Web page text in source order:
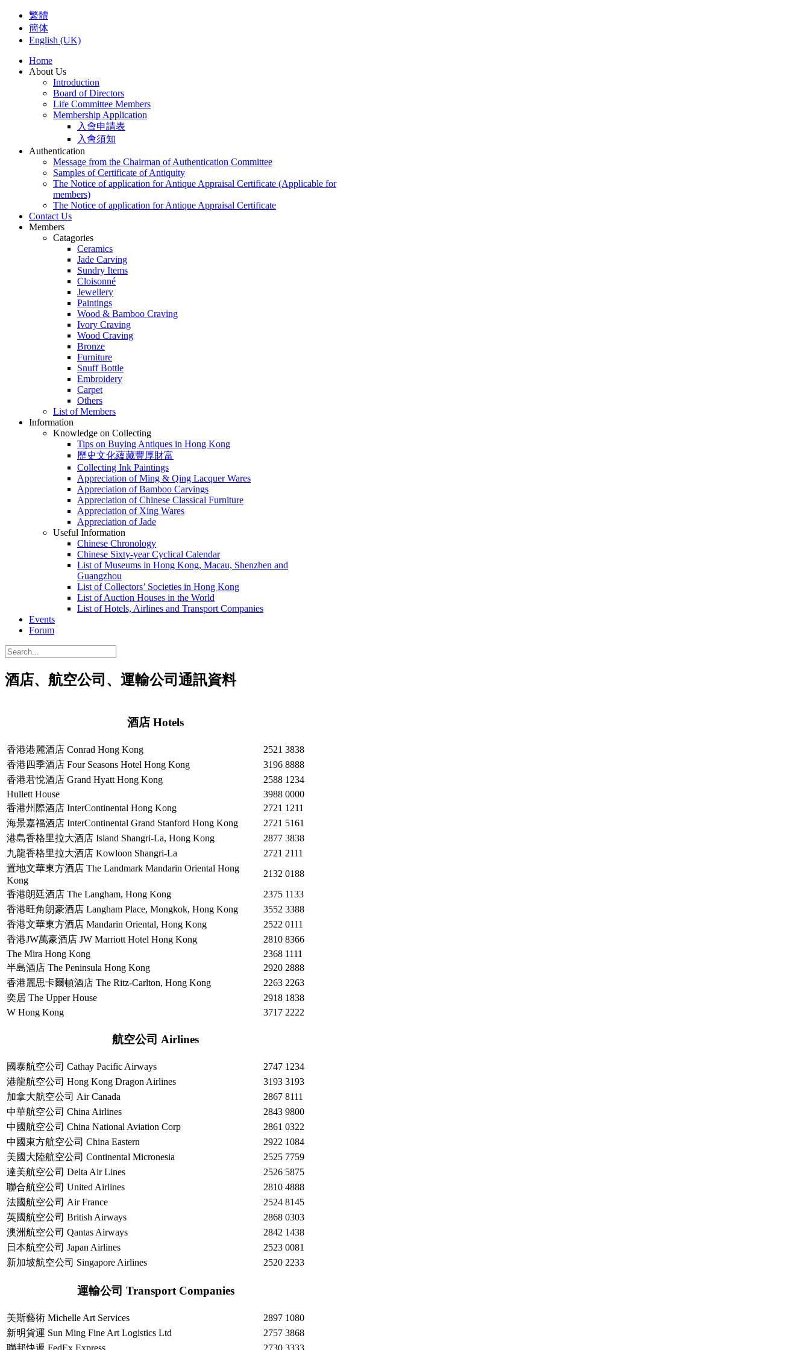
繁體
簡体
English (UK)
Home
About Us
Introduction
Board of Directors
Life Committee Members
Membership Application
入會申請表
入會須知
Authentication
Message from the Chairman of Authentication Committee
Samples of Certificate of Antiquity
The Notice of application for Antique Appraisal Certificate (Applicable for
members)
The Notice of application for Antique Appraisal Certificate
Contact Us
Members
Catagories
Ceramics
Jade Carving
Sundry Items
Cloisonné
Jewellery
Paintings
Wood & Bamboo Craving
Ivory Craving
Wood Craving
Bronze
Furniture
Snuff Bottle
Embroidery
Carpet
Others
List of Members
Information
Knowledge on Collecting
Tips on Buying Antiques in Hong Kong
歷史文化蘊藏豐厚財富
Collecting Ink Paintings
Appreciation of Ming & Qing Lacquer Wares
Appreciation of Bamboo Carvings
Appreciation of Chinese Classical Furniture
Appreciation of Xing Wares
Appreciation of Jade
Useful Information
Chinese Chronology
Chinese Sixty-year Cyclical Calendar
List of Museums in Hong Kong, Macau, Shenzhen and
Guangzhou
List of Collectors’ Societies in Hong Kong
List of Auction Houses in the World
List of Hotels, Airlines and Transport Companies
Events
Forum
酒店、航空公司、運輸公司通訊資料
酒店 Hotels
香港港麗酒店 Conrad Hong Kong
2521 3838
香港四季酒店 Four Seasons Hotel Hong Kong
3196 8888
香港君悅酒店 Grand Hyatt Hong Kong
2588 1234
Hullett House
3988 0000
香港州際酒店 InterContinental Hong Kong
2721 1211
海景嘉福酒店 InterContinental Grand Stanford Hong Kong
2721 5161
港島香格里拉大酒店 Island Shangri-La, Hong Kong
2877 3838
九龍香格里拉大酒店 Kowloon Shangri-La
2721 2111
置地文華東方酒店 The Landmark Mandarin Oriental Hong
Kong
2132 0188
香港朗廷酒店 The Langham, Hong Kong
2375 1133
香港旺角朗豪酒店 Langham Place, Mongkok, Hong Kong
3552 3388
香港文華東方酒店 Mandarin Oriental, Hong Kong
2522 0111
香港JW萬豪酒店 JW Marriott Hotel Hong Kong
2810 8366
The Mira Hong Kong
2368 1111
半島酒店 The Peninsula Hong Kong
2920 2888
香港麗思卡爾頓酒店 The Ritz-Carlton, Hong Kong
2263 2263
奕居 The Upper House
2918 1838
W Hong Kong
3717 2222
航空公司 Airlines
國泰航空公司 Cathay Pacific Airways
2747 1234
港龍航空公司 Hong Kong Dragon Airlines
3193 3193
加拿大航空公司 Air Canada
2867 8111
中華航空公司 China Airlines
2843 9800
中國航空公司 China National Aviation Corp
2861 0322
中國東方航空公司 China Eastern
2922 1084
美國大陸航空公司 Continental Micronesia
2525 7759
達美航空公司 Delta Air Lines
2526 5875
聯合航空公司 United Airlines
2810 4888
法國航空公司 Air France
2524 8145
英國航空公司 British Airways
2868 0303
澳洲航空公司 Qantas Airways
2842 1438
日本航空公司 Japan Airlines
2523 0081
新加坡航空公司 Singapore Airlines
2520 2233
運輸公司 Transport Companies
美斯藝術 Michelle Art Services
2897 1080
新明貨運 Sun Ming Fine Art Logistics Ltd
2757 3868
聯邦快遞 FedEx Express
2730 3333